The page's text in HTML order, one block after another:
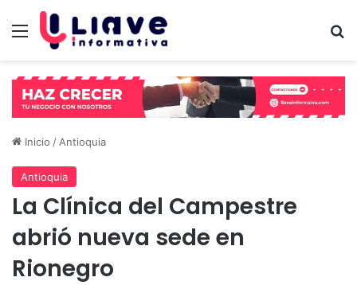
Menú
Inicio / Antioquia
Antioquia
La Clínica del Campestre
abrió nueva sede en
Rionegro